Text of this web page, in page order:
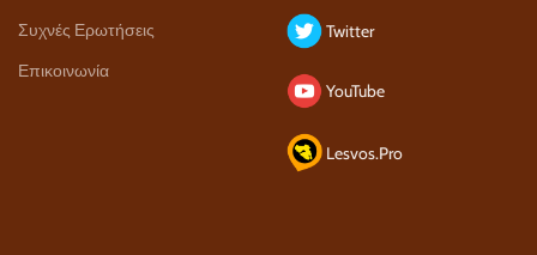
Συχνές Ερωτήσεις
Επικοινωνία
Twitter
YouTube
Lesvos.Pro